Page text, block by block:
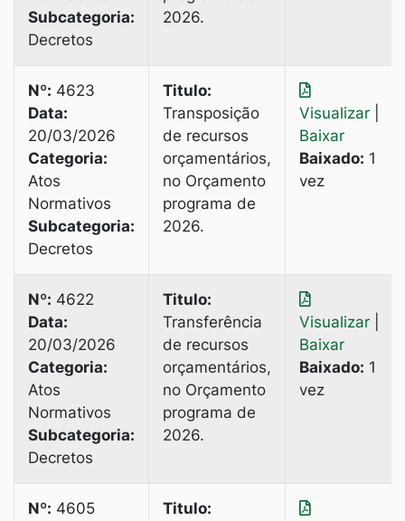
Subcategoria:
Decretos
2026.
Nº: 4623
Data:
20/03/2026
Categoria:
Atos
Normativos
Subcategoria:
Decretos
Titulo:
Transposição
de recursos
orçamentários,
no Orçamento
programa de
2026.
Visualizar
Baixar
Baixado: 1
vez
Nº: 4622
Data:
20/03/2026
Categoria:
Atos
Normativos
Subcategoria:
Decretos
Titulo:
Transferência
de recursos
orçamentários,
no Orçamento
programa de
2026.
Visualizar
Baixar
Baixado: 1
vez
Nº: 4605
Titulo: